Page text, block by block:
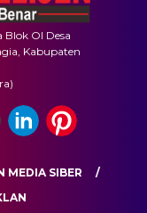
OI Desa
Kabupaten
MEDIA SIBER